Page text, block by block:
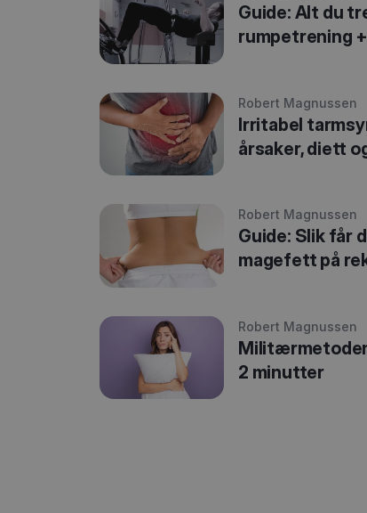
Guide: Alt du
rumpetrening
Robert Magnussen
Irritabel
årsaker, diett
Robert Magnussen
Guide: Slik får
magefett på
Robert Magnussen
2 minutter